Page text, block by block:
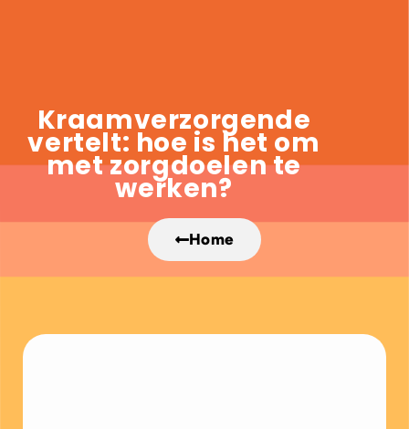
Kraamverzorgende
vertelt: hoe is het om
met zorgdoelen te
werken?
Home